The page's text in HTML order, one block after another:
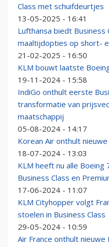
Class met schuifdeurtjes
13-05-2025 - 16:41
Lufthansa biedt
maaltijdopties op short-
21-02-2025 - 16:50
KLM bouwt laatste
19-11-2024 - 15:58
IndiGo onthult eerste
transformatie van
maatschappij
05-08-2024 - 14:17
Korean Air onthult
18-07-2024 - 13:03
KLM heeft nu alle Boeing
Business Class en
17-06-2024 - 11:07
KLM Cityhopper volgt
stoelen in Business Class
29-05-2024 - 10:59
Air France onthult